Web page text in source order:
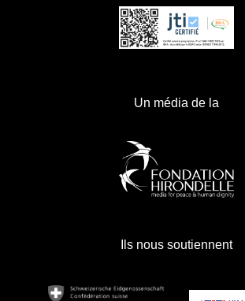
Un média de la
Ils nous soutiennent